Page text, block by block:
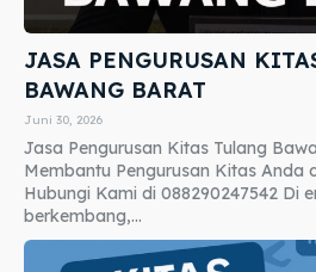
JASA PENGURUSAN
BAWANG BARAT
Juni 30, 2026
Jasa Pengurusan Kitas Tulang
Membantu Pengurusan Kitas Anda
Hubungi Kami di 088290247542 Di
berkembang,...